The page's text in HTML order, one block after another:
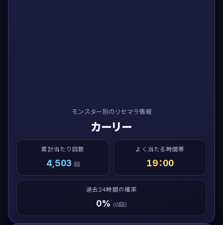
モンスター別のリセマラ情報
カーリー
累計当たり回数
4,503 回
よく当たる時間帯
19：00
過去24時間の確率
0% (0回)